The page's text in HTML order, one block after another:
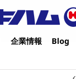
企業情報 Blog